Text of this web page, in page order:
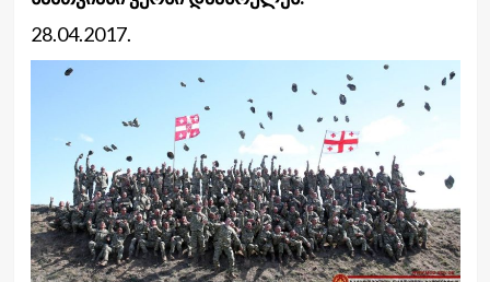
28.04.2017.